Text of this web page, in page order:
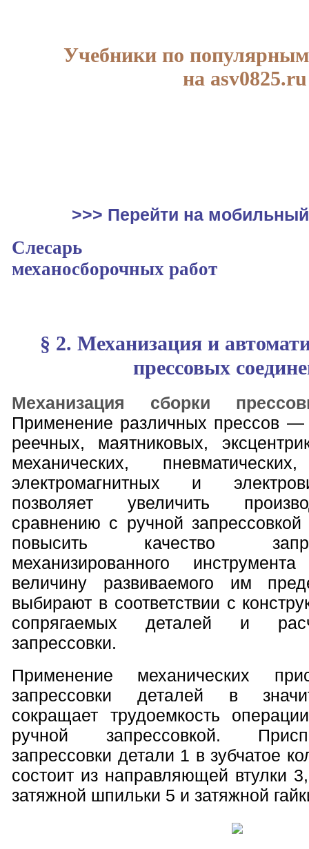
Учебники по
на asv0825.ru
>>> Перейти на
Слесарь
механосборочных работ
§ 2. Механизация и
прессовых
Механизация сборки
Применение различных прессов —
реечных, маятниковых,
механических,
электромагнитных и
позволяет увеличить
сравнению с ручной
повысить качество
механизированного
величину развиваемого им
выбирают в соответствии с
сопрягаемых деталей и
запрессовки.
Применение механических
запрессовки деталей в
сокращает трудоемкость
ручной запрессовкой.
запрессовки детали 1 в зубчатое
состоит из направляющей втулки
затяжной шпильки 5 и затяжной